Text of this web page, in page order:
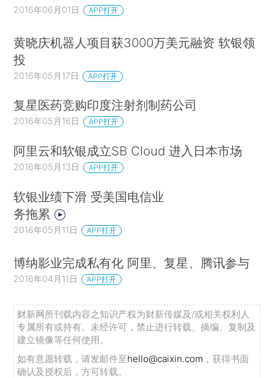
2016年06月01日 APP打开
黄晓庆机器人项目获3000万美元融资 软银领
投
2016年05月17日 APP打开
复星医药竞购印度注射剂制药公司
2016年05月16日 APP打开
阿里云和软银成立SB Cloud 进入日本市场
2016年05月13日 APP打开
软银业绩下滑 受美国电信业
务拖累
2016年05月11日 APP打开
博纳影业完成私有化 阿里、复星、腾讯参与
2016年04月11日 APP打开
财新网所刊载内容之知识产权为财新传媒及/或相关权利人
专属所有或持有。未经许可，禁止进行转载、摘编、复制及
建立镜像等任何使用。
如有意愿转载，请发邮件至hello@caixin.com ，获得书面
确认及授权后，方可转载。